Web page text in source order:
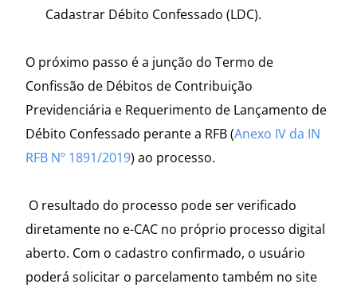
Cadastrar Débito Confessado (LDC).
O próximo passo é a junção do Termo de
Confissão de Débitos de Contribuição
Previdenciária e Requerimento de Lançamento de
Débito Confessado perante a RFB (Anexo IV da IN
RFB Nº 1891/2019) ao processo.
O resultado do processo pode ser verificado
diretamente no e-CAC no próprio processo digital
aberto. Com o cadastro confirmado, o usuário
poderá solicitar o parcelamento também no site